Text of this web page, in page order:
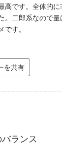
高です。全体的
。二郎系なので
です。
を共有
ランス